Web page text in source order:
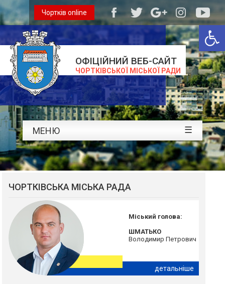
ОФІЦІЙНИЙ ВЕБ-САЙТ
ЧОРТКІВСЬКОЇ МІСЬКОЇ РАДИ
Чортків online
МЕНЮ ☰
ЧОРТКІВСЬКА МІСЬКА РАДА
Міський голова:
ШМАТЬКО
Володимир Петрович
детальніше